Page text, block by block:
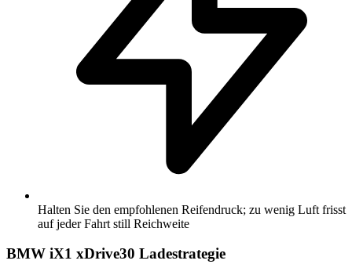
Halten Sie den empfohlenen Reifendruck; zu wenig Luft frisst
auf jeder Fahrt still Reichweite
BMW iX1 xDrive30 Ladestrategie